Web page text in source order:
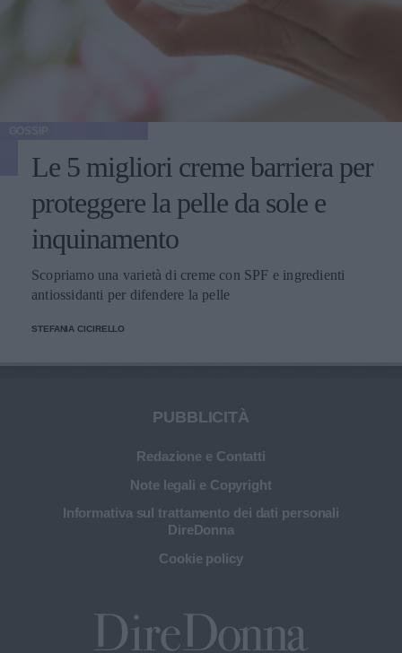
Le 5 migliori creme barriera per
proteggere la pelle da sole e
inquinamento
Scopriamo una varietà di creme con SPF e ingredienti
antiossidanti per difendere la pelle
STEFANIA CICIRELLO
PUBBLICITÀ
Redazione e Contatti
Note legali e Copyright
Informativa sul trattamento dei dati personali
DireDonna
Cookie policy